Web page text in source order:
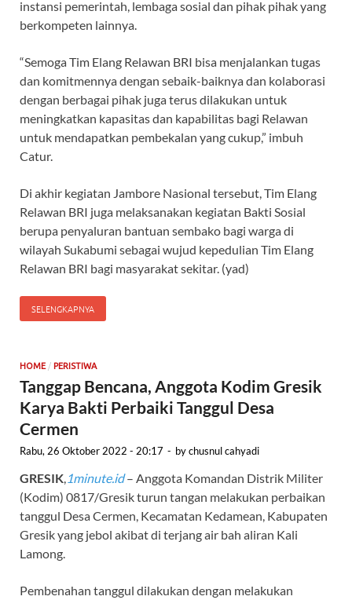
instansi pemerintah, lembaga sosial dan pihak pihak yang
berkompeten lainnya.
“Semoga Tim Elang Relawan BRI bisa menjalankan tugas
dan komitmennya dengan sebaik-baiknya dan kolaborasi
dengan berbagai pihak juga terus dilakukan untuk
meningkatkan kapasitas dan kapabilitas bagi Relawan
untuk mendapatkan pembekalan yang cukup,” imbuh
Catur.
Di akhir kegiatan Jambore Nasional tersebut, Tim Elang
Relawan BRI juga melaksanakan kegiatan Bakti Sosial
berupa penyaluran bantuan sembako bagi warga di
wilayah Sukabumi sebagai wujud kepedulian Tim Elang
Relawan BRI bagi masyarakat sekitar. (yad)
SELENGKAPNYA
HOME / PERISTIWA
Tanggap Bencana, Anggota Kodim Gresik
Karya Bakti Perbaiki Tanggul Desa
Cermen
Rabu, 26 Oktober 2022 - 20:17 - bychusnul cahyadi
GRESIK 1minute.id– Anggota Komandan Distrik Militer
(Kodim) 0817/Gresik turun tangan melakukan perbaikan
tanggul Desa Cermen, Kecamatan Kedamean, Kabupaten
Gresik yang jebol akibat di terjang air bah aliran Kali
Lamong.
Pembenahan tanggul dilakukan dengan melakukan